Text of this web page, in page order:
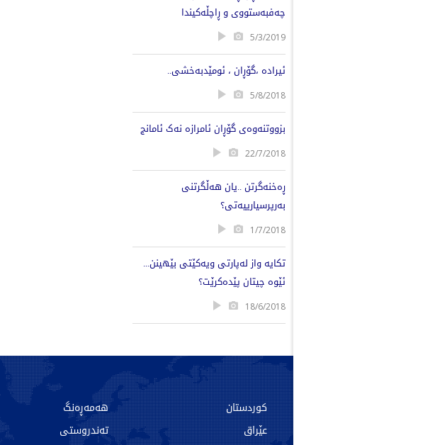
چەفبەستووی و ڕاچڵەکیندا
5/3/2019
ئیرادە ،گۆڕان ، ئومێدبەخشی..
5/8/2018
بزووتنەوەی گۆڕان ئامرازە نەک ئامانج
22/7/2018
ڕەخنەگرتن ..یان هەڵگرتنی
بەرپرسیارییەتی؟
1/7/2018
تکایە واز لەپارتی ویەکێتی بێهینن...
ئێوە چیتان پێدەکرێت؟
18/6/2018
کوردستان
عێراق
هەمەڕەنگ
تەندروستی